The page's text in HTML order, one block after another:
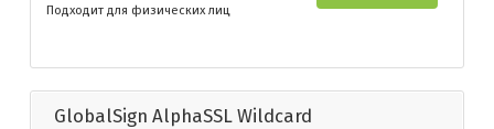
Подходит для физических лиц
GlobalSign AlphaSSL Wildcard